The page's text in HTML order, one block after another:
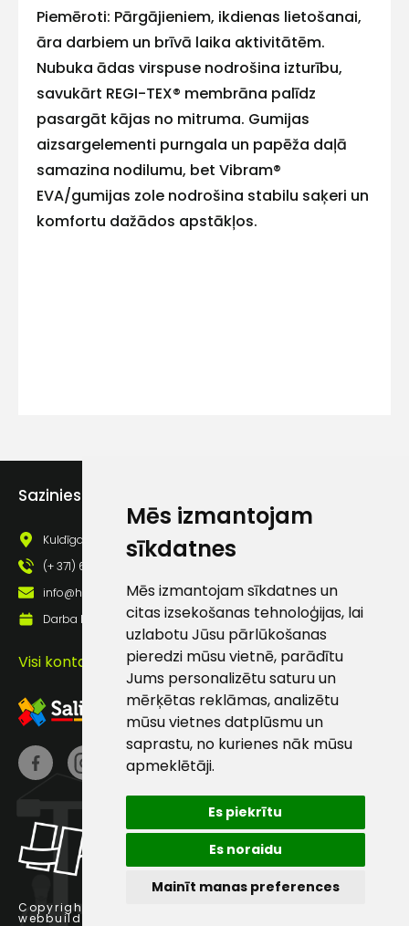
Mēs izmantojam
sīkdatnes
Mēs izmantojam sīkdatnes un
citas izsekošanas tehnoloģijas, lai
uzlabotu Jūsu pārlūkošanas
pieredzi mūsu vietnē, parādītu
Jums personalizētu saturu un
mērķētas reklāmas, analizētu
mūsu vietnes datplūsmu un
saprastu, no kurienes nāk mūsu
apmeklētāji.
Es piekrītu
Es noraidu
Mainīt manas preferences
Piemēroti: Pārgājieniem, ikdienas lietošanai,
āra darbiem un brīvā laika aktivitātēm.
Nubuka ādas virspuse nodrošina izturību,
savukārt REGI-TEX® membrāna palīdz
pasargāt kājas no mitruma. Gumijas
aizsargelementi purngala un papēža daļā
samazina nodilumu, bet Vibram®
EVA/gumijas zole nodrošina stabilu saķeri un
komfortu dažādos apstākļos.
Copyright © 2025 Hards SIA.
webbuilding.lv
Sazinies ar mums
Kuldīgas iela 69a, Saldus, Saldus nov., LV - 3801
(+ 371) 63 881 186
info@hards.lv
Darba laiks: Darbadienās: 8:00 - 17:00
Visi kontakti
E-pasts
Kontakttālrunis
pastā
Sūtīt ziņojumu
Klientu
atbalsts
Darbdienās:
(+371) 63 881
186
info@hards.lv